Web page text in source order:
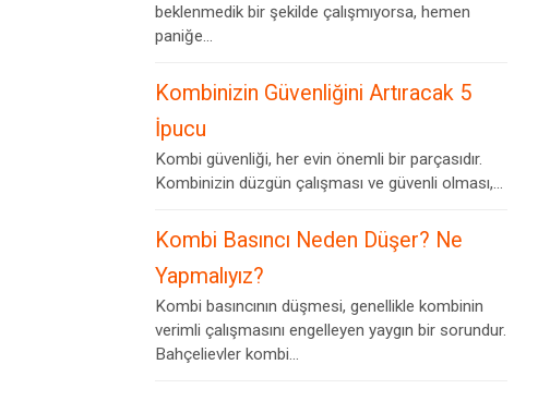
beklenmedik bir şekilde çalışmıyorsa, hemen
paniğe...
Kombinizin Güvenliğini Artıracak 5
İpucu
Kombi güvenliği, her evin önemli bir parçasıdır.
Kombinizin düzgün çalışması ve güvenli olması,...
Kombi Basıncı Neden Düşer? Ne
Yapmalıyız?
Kombi basıncının düşmesi, genellikle kombinin
verimli çalışmasını engelleyen yaygın bir sorundur.
Bahçelievler kombi...